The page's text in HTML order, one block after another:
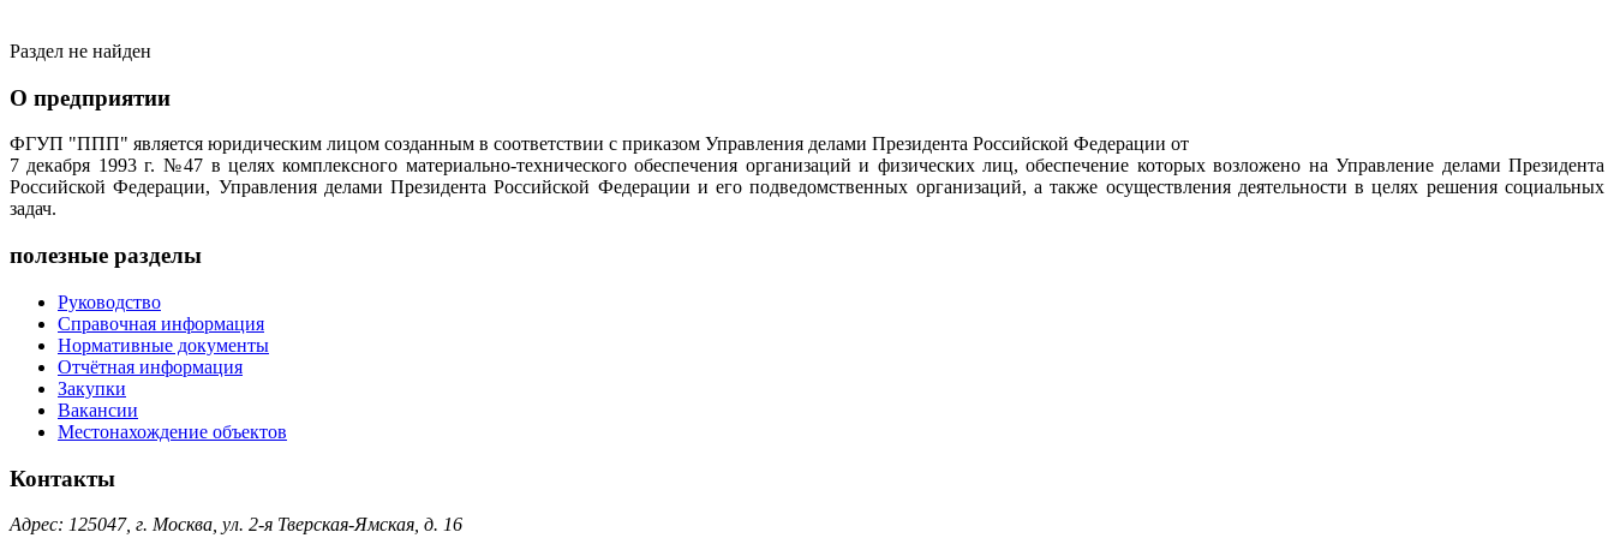
Раздел не найден
О предприятии
ФГУП "ППП" является юридическим лицом созданным в соответствии с приказом Управления делами Президента Российской Федерации от
7 декабря 1993 г. №47 в целях комплексного материально-технического обеспечения организаций и физических лиц, обеспечение которых возложено на Управление делами Президента
Российской Федерации, Управления делами Президента Российской Федерации и его подведомственных организаций, а также осуществления деятельности в целях решения социальных
задач.
полезные разделы
Руководство
Справочная информация
Нормативные документы
Отчётная информация
Закупки
Вакансии
Местонахождение объектов
Контакты
Адрес: 125047, г. Москва, ул. 2-я Тверская-Ямская, д. 16